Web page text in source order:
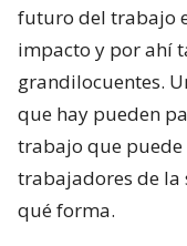
futuro del trabajo
impacto y por ahí
grandilocuentes.
que hay pueden
trabajo que
trabajadores de la
qué forma.